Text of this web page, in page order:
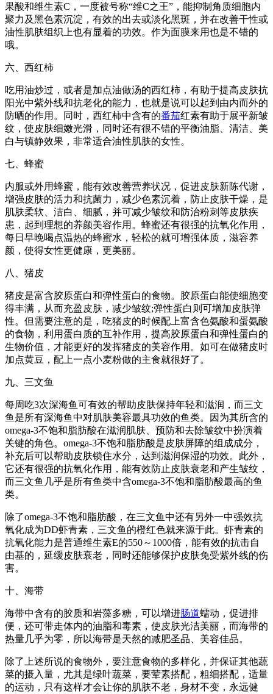
果酸和维生素C，一度被号称“维C之王”，能抑制角质细胞内
聚力及黑色素沉淀，有效的出去或淡化黑斑，并在改善干性或
油性肌肤组织上也有显着的功效。作为面膜来用也是不错的
哦。
六、西红柿
吃用油炒过，或者是加点油做汤的西红柿，有助于提高皮肤抗
阳光中紫外线和抗老化的能力，也就是说可以起到由内而外的
防晒的作用。同时，西红柿中含有的番茄红素有助于展平新皱
纹，使皮肤细嫩光滑，同时还有很不错的平衡油脂、清洁、美
白与镇静效果，非常适合油性肌肤的女性。
七、蜂蜜
内服或外用蜂蜜，能有效改善营养状况，促进皮肤新陈代谢，
增强皮肤的活力和抗菌力，减少色素沉着，防止皮肤干燥，是
肌肤柔软、洁白、细腻，并可减少皱纹和防治粉刺等皮肤疾
患，起到理想的养颜美容作用。蜂蜜还有很强的抗氧化作用，
每日早晚喝点温热的蜂蜜水，轻松的就可增强体质，滋容养
颜，使得女性更健康，更美丽。
八、猪皮
猪皮是富含胶原蛋白和弹性蛋白的食物。胶原蛋白能使细胞变
得丰满，从而充盈皮肤，减少皱纹;弹性蛋白则可增加皮肤弹
性。但需要注意的是，吃猪皮的时候配上富含色氨酸和蛋氨酸
的食物，利用蛋白质的互补作用，提高胶原蛋白和弹性蛋白的
生物价值，才能更好的发挥猪皮的美容作用。如可在做猪皮时
加点黄豆，配上一点小麦粉做的主食就很好了。
九、三文鱼
每周吃3次深海鱼可有效的帮助皮肤保持年轻和滋润，而三文
鱼是所有深海鱼中对肌肤美容最具功效的鱼类。因为其所含的
omega-3不饱和脂肪酸在滋润肌肤、预防和去除皱纹中扮演着
关键的角色。omega-3不饱和脂肪酸是皮肤屏障的组成成分，
补充后可以帮助皮肤锁住水分，达到滋润保湿的功效。此外，
它还有很强的抗氧化作用，能有效防止皮肤衰老和产生皱纹，
而三文鱼几乎是所有鱼类中含omega-3不饱和脂肪酸最高的鱼
类。
除了omega-3不饱和脂肪酸，在三文鱼中还有另外一中强效抗
氧化成为DD虾青素，三文鱼的橙红色就来源于此。虾青素的
抗氧化能力是普通维生素E的550～1000倍，能有效的抗击自
由基的，延缓皮肤衰老，同时还能够保护皮肤免受紫外线的伤
害。
十、海带
海带中含有的胶质和岩藻多糖，可以增进肠道蠕动，促进排
便，还可带走体内的油脂和毒素，使皮肤光洁美丽，而海带的
热量几乎为零，所以海带是天然的减肥圣品、美容佳品。
除了上述所说的食物外，要注意食物的多样化，并保证其他蔬
菜的摄入量，尤其是绿叶蔬菜，要荤素搭配，粗细搭配，适量
的运动，只有这样才会让你的肌肤不老，身材不变，永远健